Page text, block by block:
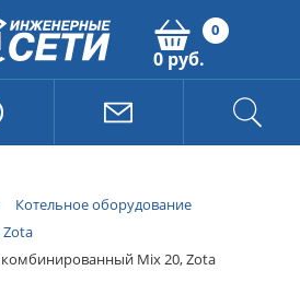
0
0 руб.
Котельное оборудование
Mix 20, Zota